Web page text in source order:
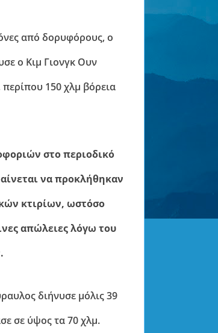
από δορυφόρους, ο
ο Κιμ Γιονγκ Ουν
150 χλμ βόρεια
στο περιοδικό
να προκλήθηκαν
κτιρίων, ωστόσο
απώλειες λόγω του
διήνυσε μόλις 39
σε ύψος τα 70 χλμ.